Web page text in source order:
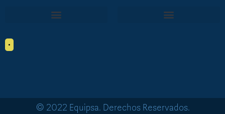
•
© 2022 Equipsa. Derechos Reservados.